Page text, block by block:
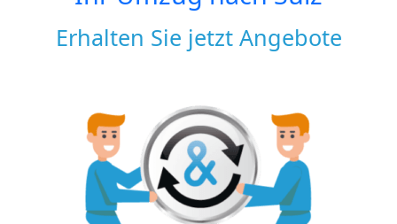
Erhalten Sie jetzt Angebote